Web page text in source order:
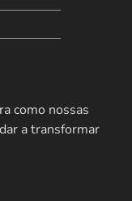
como nossas
a transformar